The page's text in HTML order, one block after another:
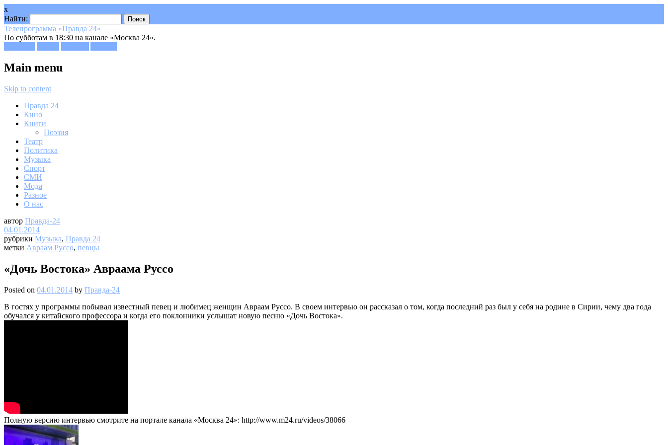
x
Найти:
Телепрограмма «Правда 24»
По субботам в 18:30 на канале «Москва 24».
Main menu
Skip to content
Правда 24
Кино
Книги
Поэзия
Театр
Политика
Музыка
Спорт
СМИ
Мода
Разное
О нас
автор Правда-24
04.01.2014
рубрики Музыка, Правда 24
метки Авраам Руссо, певцы
«Дочь Востока» Авраама Руссо
Posted on 04.01.2014 by Правда-24
В гостях у программы побывал известный певец и любимец женщин Авраам Руссо. В своем интервью он рассказал о том, когда последний раз был у себя на родине в Сирии, чему два года
обучался у китайского профессора и когда его поклонники услышат новую песню «Дочь Востока».
Полную версию интервью смотрите на портале канала «Москва 24»: http://www.m24.ru/videos/38066